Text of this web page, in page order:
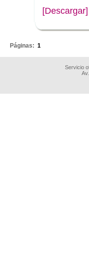
[Descargar]
Páginas: 1
Servicio